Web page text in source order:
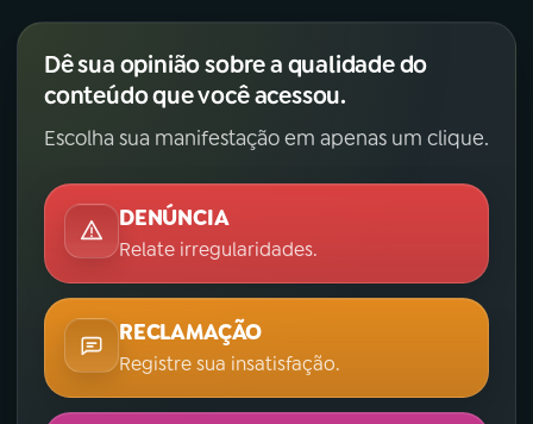
Dê sua opinião sobre a qualidade do
conteúdo que você acessou.
Escolha sua manifestação em apenas um clique.
DENÚNCIA
Relate irregularidades.
RECLAMAÇÃO
Registre sua insatisfação.